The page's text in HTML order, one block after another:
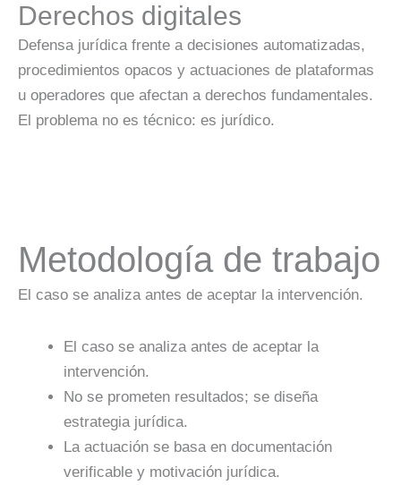
Derechos digitales
Defensa jurídica frente a decisiones automatizadas,
procedimientos opacos y actuaciones de plataformas
u operadores que afectan a derechos fundamentales.
El problema no es técnico: es jurídico.
Metodología de trabajo
El caso se analiza antes de aceptar la intervención.
El caso se analiza antes de aceptar la
intervención.
No se prometen resultados; se diseña
estrategia jurídica.
La actuación se basa en documentación
verificable y motivación jurídica.